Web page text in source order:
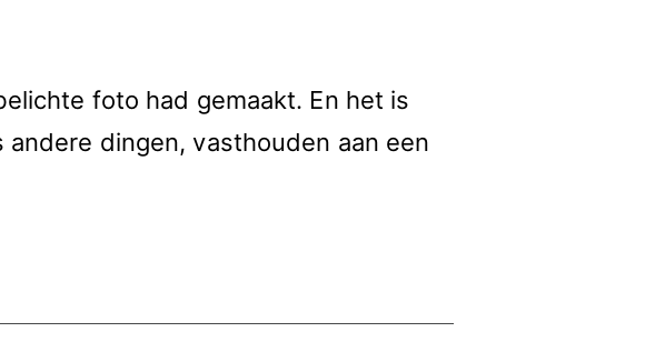
foto had gemaakt. En het is
dingen, vasthouden aan een